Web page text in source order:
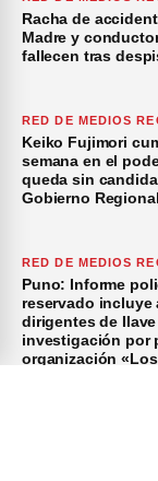
Racha de
Madre y
fallecen tras
RED DE MEDIOS
Keiko Fujimori
semana en el
queda sin
Gobierno
RED DE MEDIOS
Puno: Informe
reservado incluye
dirigentes de Ilave
investigación por
organización «Los